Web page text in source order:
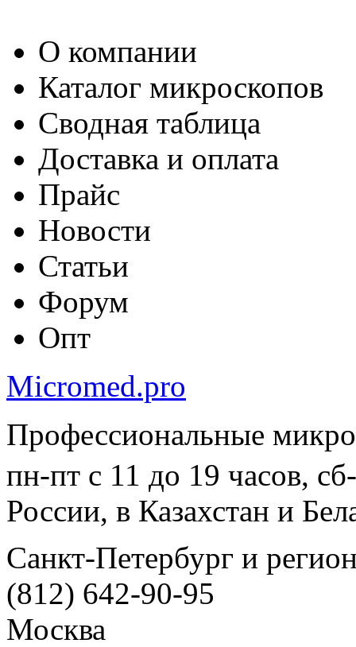
О компании
Каталог микроскопов
Сводная таблица
Доставка и оплата
Прайс
Новости
Статьи
Форум
Опт
Micromed.pro
Профессиональные
пн-пт с 11 до 19 часов,
России, в Казахстан и
Санкт-Петербург и
(812) 642-90-95
Москва